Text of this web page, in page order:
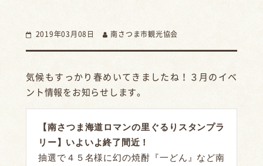
2019年03月08日 南さつま市観光協会
気候もすっかり春めいてきましたね！３月のイベ
ント情報をお知らせします。
【南さつま海道ロマンの里ぐるりスタンプラ
リー】いよいよ終了間近！
抽選で４５名様に幻の焼酎『一どん』など南